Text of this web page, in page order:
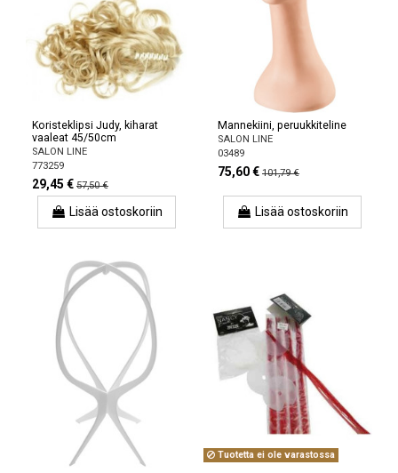
Koristeklipsi Judy, kiharat
vaaleat 45/50cm
SALON LINE
773259
29,45 € 57,50 €
Lisää ostoskoriin
Mannekiini, peruukkiteline
SALON LINE
03489
75,60 € 101,79 €
Lisää ostoskoriin
Tuotetta ei ole varastossa